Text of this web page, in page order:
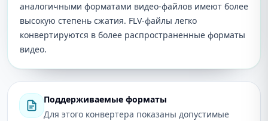
аналогичными форматами видео-файлов имеют более
высокую степень сжатия. FLV-файлы легко
конвертируются в более распространенные форматы
видео.
Поддерживаемые форматы
Для этого конвертера показаны допустимые